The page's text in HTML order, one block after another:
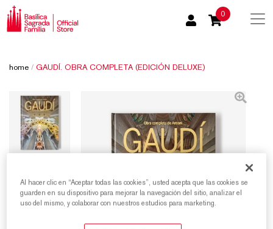
0
home / GAUDÍ. OBRA COMPLETA (EDICIÓN DELUXE)
Al hacer clic en “Aceptar todas las cookies”, usted acepta que las cookies se
guarden en su dispositivo para mejorar la navegación del sitio, analizar el
uso del mismo, y colaborar con nuestros estudios para marketing.